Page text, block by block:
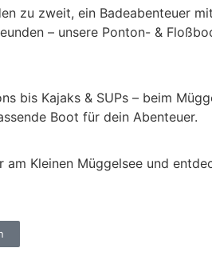
zu zweit, ein Badeabenteuer
– unsere Ponton- &
bis Kajaks & SUPs – beim
Boot für dein Abenteuer.
am Kleinen Müggelsee und